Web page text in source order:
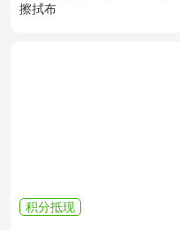
擦拭布
积分抵现